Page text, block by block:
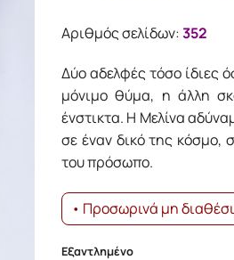
Αριθμός σελίδων:352
Δύο αδελφές τόσο ίδιες
μόνιμο θύμα, η άλλη
ένστικτα. Η Μελίνα
σε έναν δικό της κόσμο,
του πρόσωπο.
• Προσωρινά μη
Εξαντλημένο